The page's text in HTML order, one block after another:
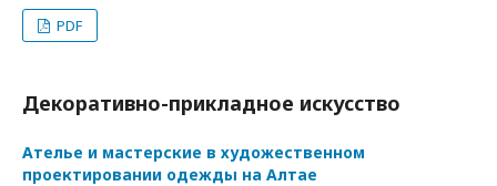
PDF
Декоративно-прикладное искусство
Ателье и мастерские в художественном
проектировании одежды на Алтае